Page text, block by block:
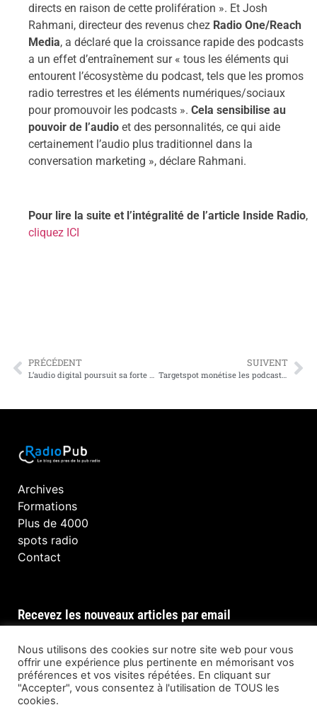
directs en raison de cette prolifération ». Et Josh
Rahmani, directeur des revenus chez Radio One/Reach
Media, a déclaré que la croissance rapide des podcasts
a un effet d’entraînement sur « tous les éléments qui
entourent l’écosystème du podcast, tels que les promos
radio terrestres et les éléments numériques/sociaux
pour promouvoir les podcasts ». Cela sensibilise au
pouvoir de l’audio et des personnalités, ce qui aide
certainement l’audio plus traditionnel dans la
conversation marketing », déclare Rahmani.
Pour lire la suite et l’intégralité de l’article Inside Radio,
cliquez ICI
PRÉCÉDENT SUIVENT
Targetspot monétise les podcasts d’Ausha à partir de 5000 écoutes mensuelles
Archives
Formations
Plus de 4000
spots radio
Contact
Recevez les nouveaux articles par email
INSCRIPTION
Nous utilisons des cookies sur notre site web pour vous
offrir une expérience plus pertinente en mémorisant vos
préférences et vos visites répétées. En cliquant sur
"Accepter", vous consentez à l'utilisation de TOUS les
cookies.